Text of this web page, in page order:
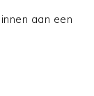
aan een